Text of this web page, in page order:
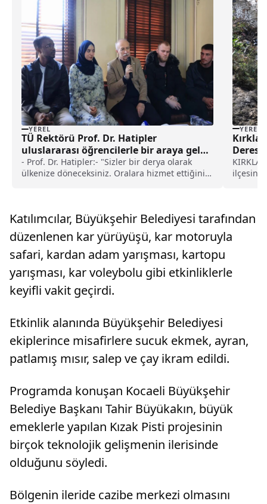
YEREL
TÜ Rektörü Prof. Dr. Hatipler
uluslararası öğrencilerle bir araya geldi
haberi
- Prof. Dr. Hatipler:- "Sizler bir derya olarak
ülkenize döneceksiniz. Oralara hizmet ettiğiniz
YEREL
ise
Katılımcılar, Büyükşehir Belediyesi tarafından
düzenlenen kar yürüyüşü, kar motoruyla
safari, kardan adam yarışması, kartopu
yarışması, kar voleybolu gibi etkinliklerle
keyifli vakit geçirdi.
Etkinlik alanında Büyükşehir Belediyesi
ekiplerince misafirlere sucuk ekmek, ayran,
patlamış mısır, salep ve çay ikram edildi.
Programda konuşan Kocaeli Büyükşehir
Belediye Başkanı Tahir Büyükakın, büyük
emeklerle yapılan Kızak Pisti projesinin
birçok teknolojik gelişmenin ilerisinde
olduğunu söyledi.
Bölgenin ileride cazibe merkezi olmasını